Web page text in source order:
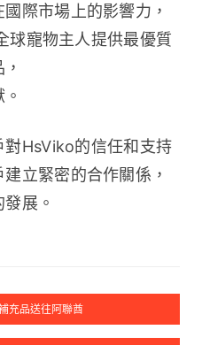
際市場上的影響力，
球寵物主人提供最優質
HsViko的信任和支持
立緊密的合作關係，
展。
充品送往阿聯酋